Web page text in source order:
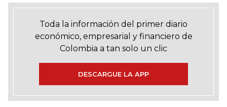
Toda la información del primer diario
económico, empresarial y financiero de
Colombia a tan solo un clic
DESCARGUE LA APP